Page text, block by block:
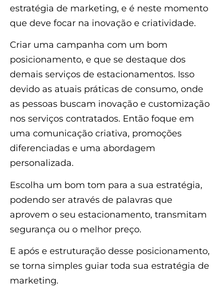
estratégia de marketing, e é neste momento
que deve focar na inovação e criatividade.
Criar uma campanha com um bom
posicionamento, e que se destaque dos
demais serviços de estacionamentos. Isso
devido as atuais práticas de consumo, onde
as pessoas buscam inovação e customização
nos serviços contratados. Então foque em
uma comunicação criativa, promoções
diferenciadas e uma abordagem
personalizada.
Escolha um bom tom para a sua estratégia,
podendo ser através de palavras que
aprovem o seu estacionamento, transmitam
segurança ou o melhor preço.
E após e estruturação desse posicionamento,
se torna simples guiar toda sua estratégia de
marketing.